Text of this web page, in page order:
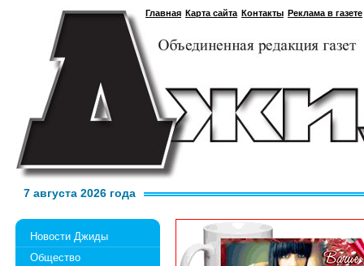
Главная Карта сайта Контакты Реклама в газете
7 августа 2026 года
Новости Джиды
Общество